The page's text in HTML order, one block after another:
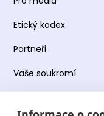
Etický kodex
Partneři
Vaše soukromí